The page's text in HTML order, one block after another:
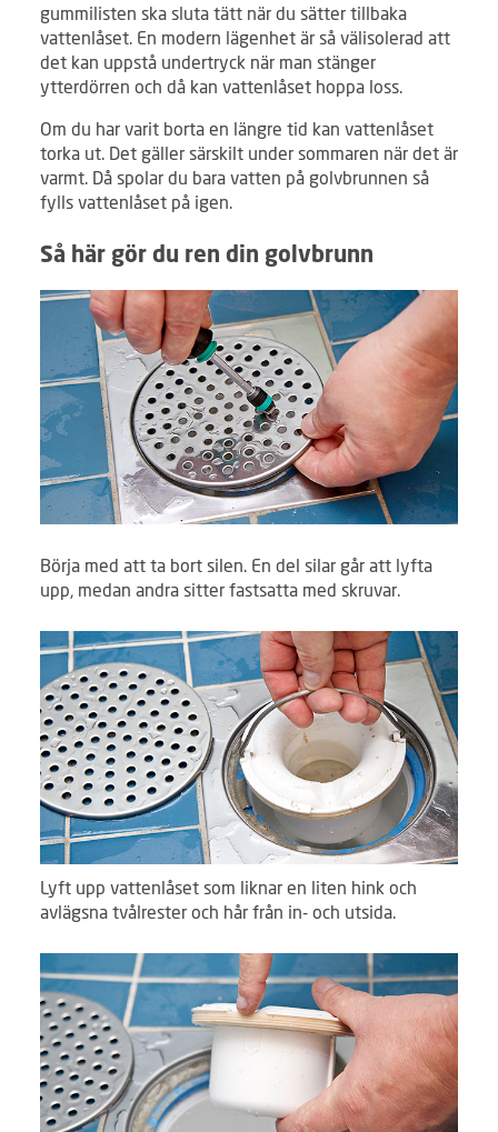
gummilisten ska sluta tätt när du sätter tillbaka
vattenlåset. En modern lägenhet är så välisolerad att
det kan uppstå undertryck när man stänger
ytterdörren och då kan vattenlåset hoppa loss.
Om du har varit borta en längre tid kan vattenlåset
torka ut. Det gäller särskilt under sommaren när det är
varmt. Då spolar du bara vatten på golvbrunnen så
fylls vattenlåset på igen.
Så här gör du ren din golvbrunn
Börja med att ta bort silen. En del silar går att lyfta
upp, medan andra sitter fastsatta med skruvar.
Lyft upp vattenlåset som liknar en liten hink och
avlägsna tvålrester och hår från in- och utsida.